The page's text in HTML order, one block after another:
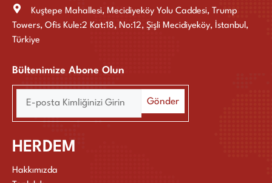
Kuştepe Mahallesi, Mecidiyeköy Yolu Caddesi, Trump
Towers, Ofis Kule:2 Kat:18, No:12, Şişli Mecidiyeköy, İstanbul,
Türkiye
Bültenimize Abone Olun
HERDEM
Hakkımızda